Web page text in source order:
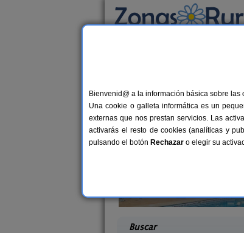
Casas Rurales
25 €
Buscar
Bienvenid@ a la información básica sobre
Una cookie o galleta informática es un
externas que nos prestan servicios. Las
activarás el resto de cookies (analíticas y
pulsando el botón Rechazar o elegir su